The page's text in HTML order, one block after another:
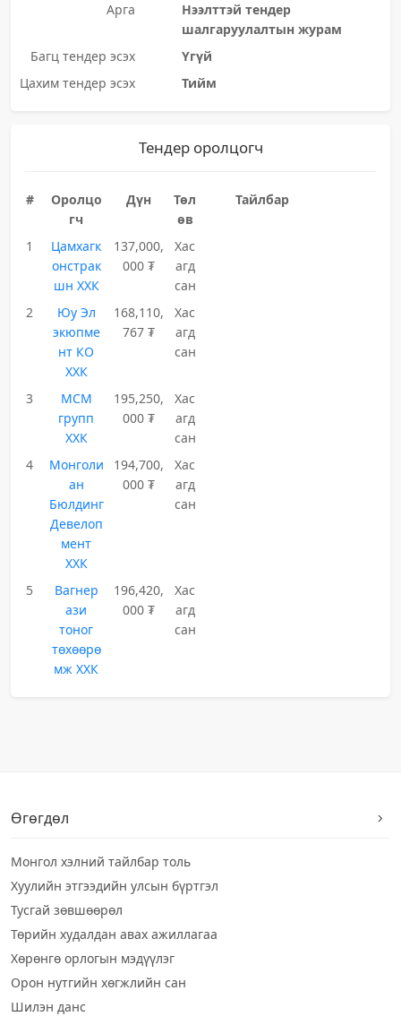
Арга
Нээлттэй тендер
шалгаруулалтын журам
Багц тендер эсэх
Үгүй
Цахим тендер эсэх
Тийм
Тендер оролцогч
#
Оролцо
гч
Дүн
Төл
өв
Тайлбар
1
Цамхагк
онстрак
шн ХХК
137,000,
000 ₮
Хас
агд
сан
2
Юу Эл
экюпме
нт КО
ХХК
168,110,
767 ₮
Хас
агд
сан
3
МСМ
групп
ХХК
195,250,
000 ₮
Хас
агд
сан
4
Монголи
ан
Бюлдинг
Девелоп
мент
ХХК
194,700,
000 ₮
Хас
агд
сан
5
Вагнер
ази
тоног
төхөөрө
мж ХХК
196,420,
000 ₮
Хас
агд
сан
Өгөгдөл
Монгол хэлний тайлбар толь
Хуулийн этгээдийн улсын бүртгэл
Тусгай зөвшөөрөл
Төрийн худалдан авах ажиллагаа
Хөрөнгө орлогын мэдүүлэг
Орон нутгийн хөгжлийн сан
Шилэн данс